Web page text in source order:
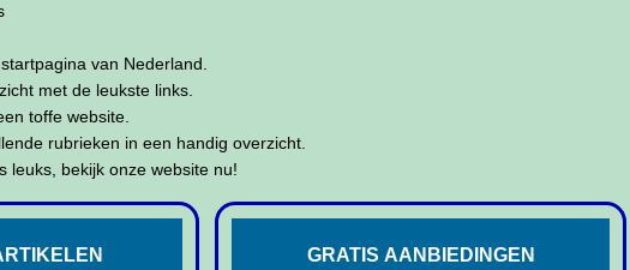
van Nederland.
met de leukste links.
toffe website.
rubrieken in een handig overzicht.
leuks, bekijk onze website nu!
GRATIS AANBIEDINGEN